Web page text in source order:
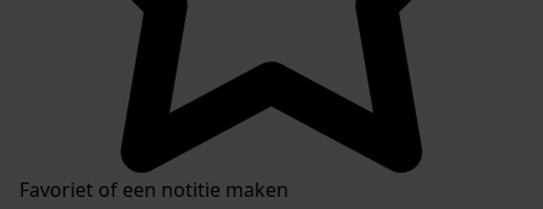
Favoriet of een notitie maken